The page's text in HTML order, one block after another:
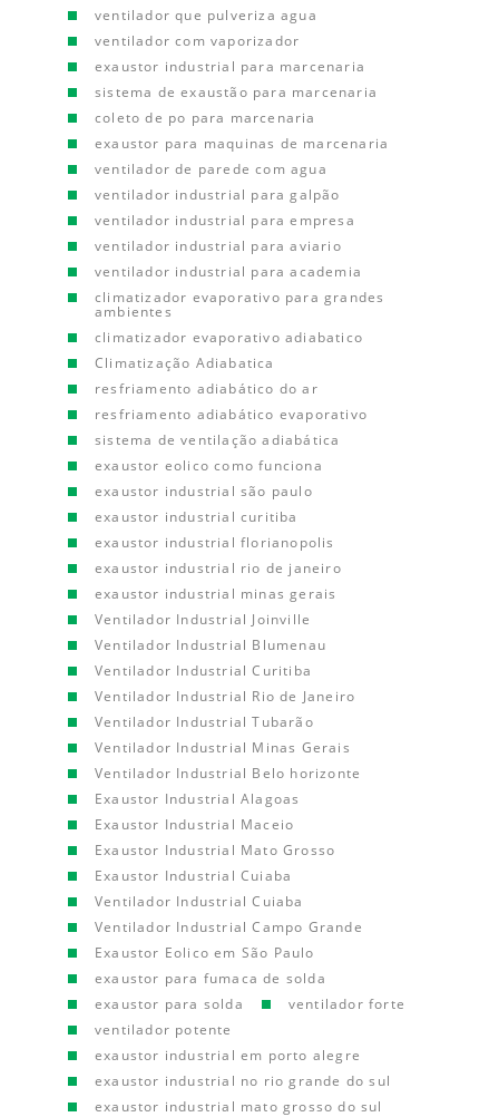
ventilador que pulveriza agua
ventilador com vaporizador
exaustor industrial para marcenaria
sistema de exaustão para marcenaria
coleto de po para marcenaria
exaustor para maquinas de marcenaria
ventilador de parede com agua
ventilador industrial para galpão
ventilador industrial para empresa
ventilador industrial para aviario
ventilador industrial para academia
climatizador evaporativo para grandes
ambientes
climatizador evaporativo adiabatico
Climatização Adiabatica
resfriamento adiabático do ar
resfriamento adiabático evaporativo
sistema de ventilação adiabática
exaustor eolico como funciona
exaustor industrial são paulo
exaustor industrial curitiba
exaustor industrial florianopolis
exaustor industrial rio de janeiro
exaustor industrial minas gerais
Ventilador Industrial Joinville
Ventilador Industrial Blumenau
Ventilador Industrial Curitiba
Ventilador Industrial Rio de Janeiro
Ventilador Industrial Tubarão
Ventilador Industrial Minas Gerais
Ventilador Industrial Belo horizonte
Exaustor Industrial Alagoas
Exaustor Industrial Maceio
Exaustor Industrial Mato Grosso
Exaustor Industrial Cuiaba
Ventilador Industrial Cuiaba
Ventilador Industrial Campo Grande
Exaustor Eolico em São Paulo
exaustor para fumaca de solda
exaustor para solda
ventilador forte
ventilador potente
exaustor industrial em porto alegre
exaustor industrial no rio grande do sul
exaustor industrial mato grosso do sul